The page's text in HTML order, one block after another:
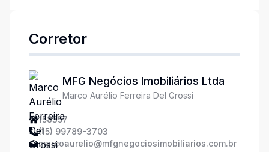
Corretor
MFG Negócios Imobiliários Ltda
Marco Aurélio Ferreira Del Grossi
158357
(15) 99789-3703
marcoaurelio@mfgnegociosimobiliarios.com.br